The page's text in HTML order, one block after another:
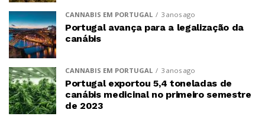
CANNABIS EM PORTUGAL 3 anos ago
Portugal avança para a legalização da
canábis
CANNABIS EM PORTUGAL 3 anos ago
Portugal exportou 5,4 toneladas de
canábis medicinal no primeiro semestre
de 2023